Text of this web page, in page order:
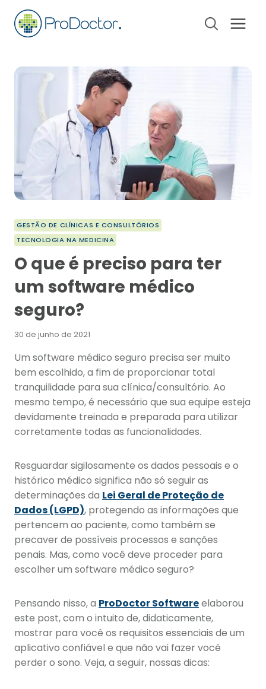
Pular
para
GESTÃO DE CLÍNICAS E CONSULTÓRIOS
TECNOLOGIA NA MEDICINA
O que é preciso para ter
um software médico
seguro?
30 de junho de 2021
Um software médico seguro precisa ser muito
bem escolhido, a fim de proporcionar total
tranquilidade para sua clínica/consultório. Ao
mesmo tempo, é necessário que sua equipe esteja
devidamente treinada e preparada para utilizar
corretamente todas as funcionalidades.
Resguardar sigilosamente os dados pessoais e o
histórico médico significa não só seguir as
determinações da Lei Geral de Proteção de
Dados (LGPD), protegendo as informações que
pertencem ao paciente, como também se
precaver de possíveis processos e sanções
penais. Mas, como você deve proceder para
escolher um software médico seguro?
Pensando nisso, a ProDoctor Softwareelaborou
este post, com o intuito de, didaticamente,
mostrar para você os requisitos essenciais de um
aplicativo confiável e que não vai fazer você
perder o sono. Veja, a seguir, nossas dicas: